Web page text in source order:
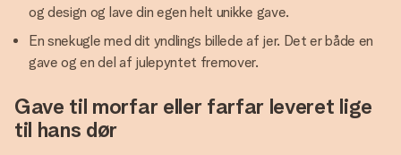
og design og lave din egen helt unikke gave.
En snekugle med dit yndlings billede af jer. Det er både en
gave og en del af julepyntet fremover.
Gave til morfar eller farfar leveret lige
til hans dør